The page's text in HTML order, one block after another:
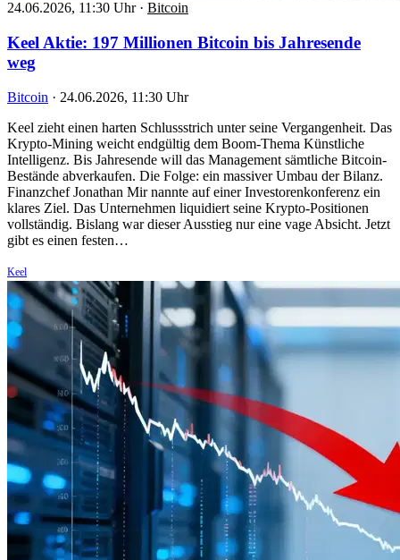
24.06.2026, 11:30 Uhr · Bitcoin
Keel Aktie: 197 Millionen Bitcoin bis Jahresende
weg
Bitcoin · 24.06.2026, 11:30 Uhr
Keel zieht einen harten Schlussstrich unter seine Vergangenheit. Das
Krypto-Mining weicht endgültig dem Boom-Thema Künstliche
Intelligenz. Bis Jahresende will das Management sämtliche Bitcoin-
Bestände abverkaufen. Die Folge: ein massiver Umbau der Bilanz.
Finanzchef Jonathan Mir nannte auf einer Investorenkonferenz ein
klares Ziel. Das Unternehmen liquidiert seine Krypto-Positionen
vollständig. Bislang war dieser Ausstieg nur eine vage Absicht. Jetzt
gibt es einen festen…
Keel